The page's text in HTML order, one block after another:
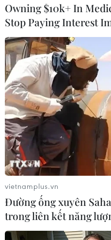
#Cựu Tổng thống Donald
#Khám xét
Mỹ
Theo dõi VietnamPlus
TIN LIÊN QUAN
Owning $10k+ In
Stop Paying Interest
vietnamplus.vn
Đường ống xuyên
trong liên kết năng